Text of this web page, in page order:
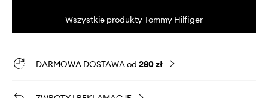
Wszystkie produkty Tommy Hilfiger
DARMOWA DOSTAWA od 280 zł